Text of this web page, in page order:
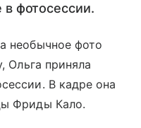
фотосессии.
необычное фото
Ольга приняла
В кадре она
Фриды Кало.